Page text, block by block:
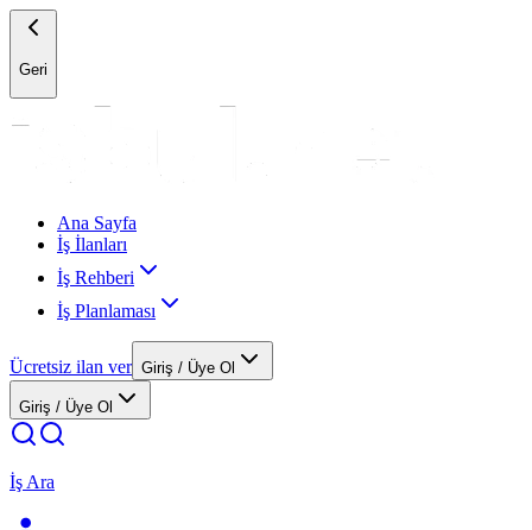
Geri
Ana Sayfa
İş İlanları
İş Rehberi
İş Planlaması
Ücretsiz ilan ver Giriş / Üye Ol
Giriş / Üye Ol
İş Ara